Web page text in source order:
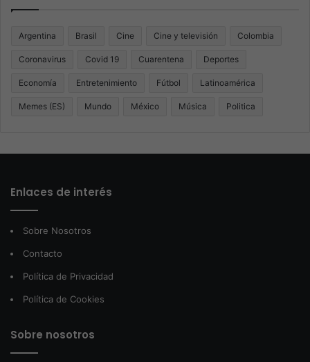
Argentina Brasil Cine Cine y televisión Colombia
Coronavirus Covid 19 Cuarentena Deportes
Economía Entretenimiento Fútbol Latinoamérica
Memes (ES) Mundo México Música Politica
Enlaces de interés
Sobre Nosotros
Contacto
Política de Privacidad
Política de Cookies
Sobre nosotros